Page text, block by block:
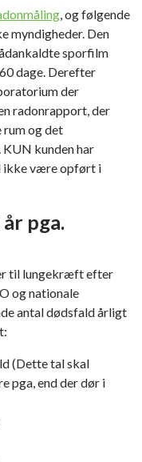
, og følgende
myndigheder. Den
sporfilm
dage. Derefter
der
radonrapport, der
rum og det
kunden har
ikke være opført i
pga.
til lungekræft efter
og nationale
antal dødsfald årligt
(Dette tal skal
pga, end der dør i